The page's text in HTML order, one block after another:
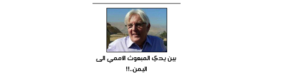
بين يدي المبعوث الأممي الى
اليمن..!!